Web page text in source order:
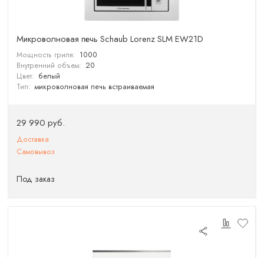
Микроволновая печь Schaub Lorenz SLM EW21D
Мощность гриля: 1000
Внутренний объем: 20
Цвет: белый
Тип: микроволновая печь встраиваемая
29 990 руб.
Доставка
Самовывоз
Под заказ